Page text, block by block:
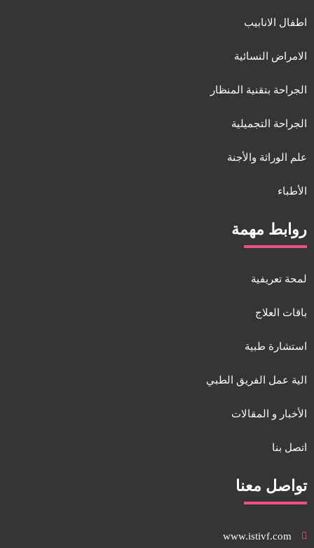
اطفال الانابيب
الامراض النسائية
الجراحة بتقنية المنظار
الجراحة التجميلية
علم الوراثة والأجنة
الأطباء
روابط مهمة
لمحة تعريفية
باقات العلاج
استشارة طبية
الية عمل الفريق الطبي
الأخبار و المقالات
اتصل بنا
تواصل معنا
www.istivf.com